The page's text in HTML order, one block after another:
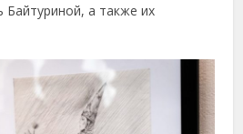
Байтуриной, а также их